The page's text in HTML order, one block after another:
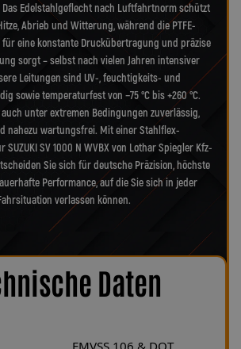
Edelstahlgeflecht nach Luftfahrtnorm schützt
Abrieb und Witterung, während die PTFE-
für eine konstante Druckübertragung und präzise
sorgt – selbst nach vielen Jahren intensiver
Leitungen sind UV-, feuchtigkeits- und
sowie temperaturfest von −75 °C bis +260 °C.
unter extremen Bedingungen zuverlässig,
nahezu wartungsfrei. Mit einer Stahlflex-
SV 1000 N WVBX von Lothar Spiegler Kfz-
Sie sich für deutsche Präzision, höchste
Performance, auf die Sie sich in jeder
verlassen können.
Daten
FMVSS 106 & DOT